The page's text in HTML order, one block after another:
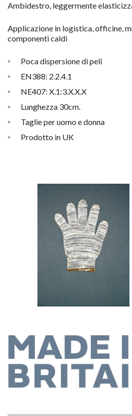
Ambidestro, leggermente
Applicazione in logistica, officine,
componenti caldi
Poca dispersione di peli
EN388: 2.2.4.1
NE407: X.1:3.X.X.X
Lunghezza 30cm.
Taglie per uomo e donna
Prodotto in UK